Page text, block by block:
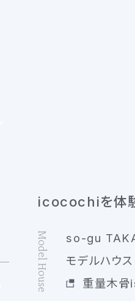
icocochiを体
Model House
so-gu
モデルハウ
重量木